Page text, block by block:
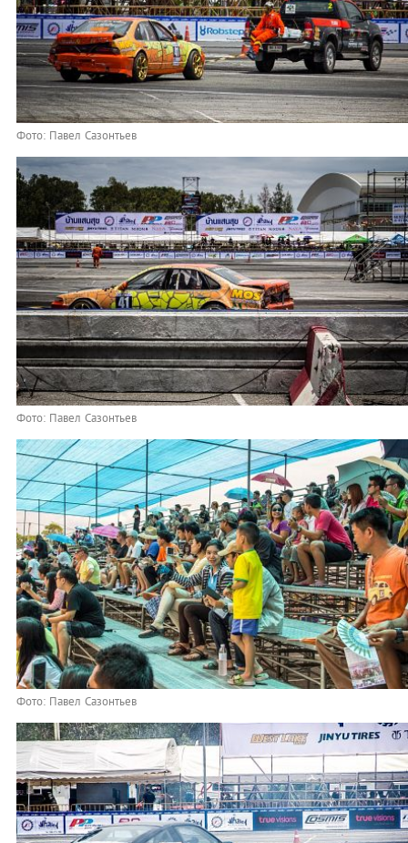
Фото: Павел Сазонтьев
Фото: Павел Сазонтьев
Фото: Павел Сазонтьев